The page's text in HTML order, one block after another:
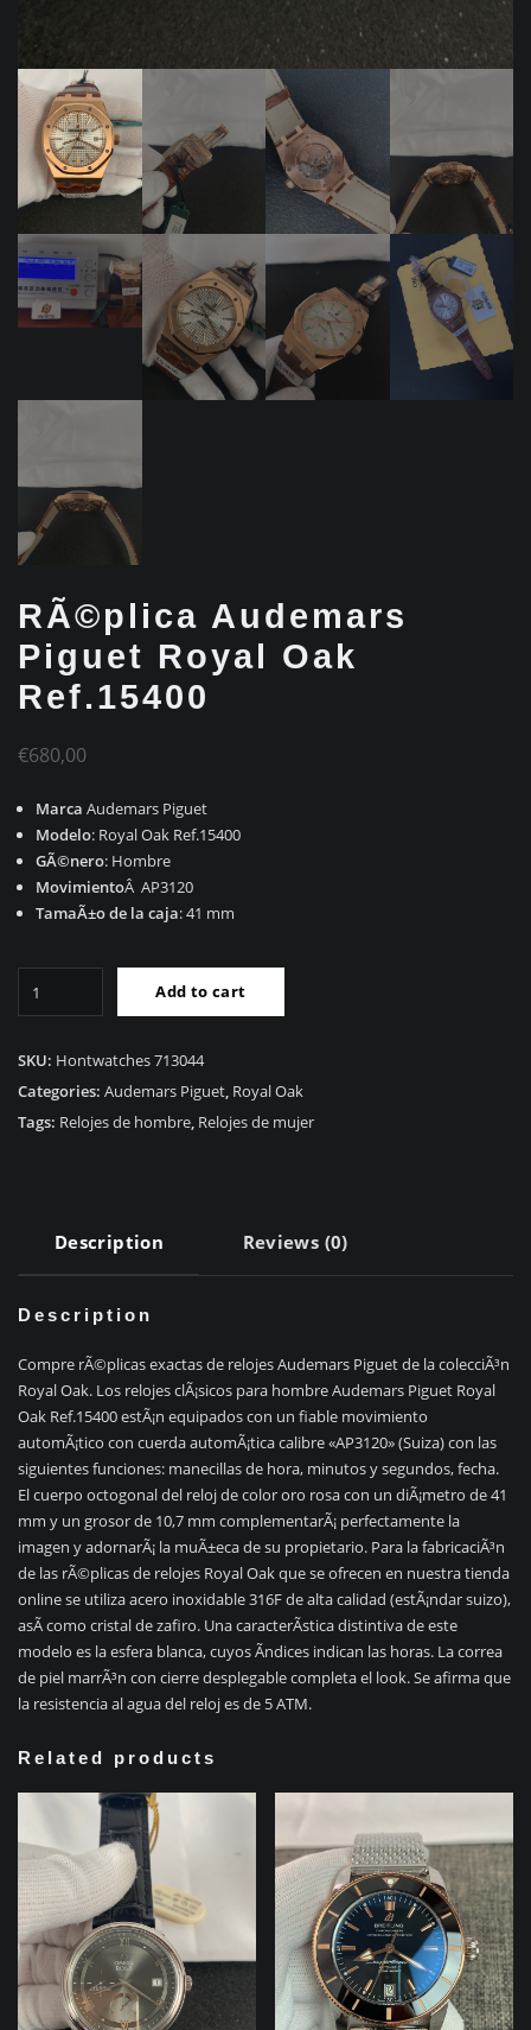
RÃ©plica Audemars
Piguet Royal Oak
Ref.15400
€680,00
Marca Audemars Piguet
Modelo: Royal Oak Ref.15400
GÃ©nero: Hombre
MovimientoÂ AP3120
TamaÃ±o de la caja: 41 mm
Royal
Oak
quantity
Add to cart
SKU: Hontwatches 713044
Categories: Audemars Piguet, Royal Oak
Tags: Relojes de hombre, Relojes de mujer
Description Reviews (0)
Description
Compre rÃ©plicas exactas de relojes Audemars Piguet de la colecciÃ³n
Royal Oak. Los relojes clÃ¡sicos para hombre Audemars Piguet Royal
Oak Ref.15400 estÃ¡n equipados con un fiable movimiento
automÃ¡tico con cuerda automÃ¡tica calibre «AP3120» (Suiza) con las
siguientes funciones: manecillas de hora, minutos y segundos, fecha.
El cuerpo octogonal del reloj de color oro rosa con un diÃ¡metro de 41
mm y un grosor de 10,7 mm complementarÃ¡ perfectamente la
imagen y adornarÃ¡ la muÃ±eca de su propietario. Para la fabricaciÃ³n
de las rÃ©plicas de relojes Royal Oak que se ofrecen en nuestra tienda
online se utiliza acero inoxidable 316F de alta calidad (estÃ¡ndar suizo),
asÃ­ como cristal de zafiro. Una caracterÃ­stica distintiva de este
modelo es la esfera blanca, cuyos Ã­ndices indican las horas. La correa
de piel marrÃ³n con cierre desplegable completa el look. Se afirma que
la resistencia al agua del reloj es de 5 ATM.
Related products